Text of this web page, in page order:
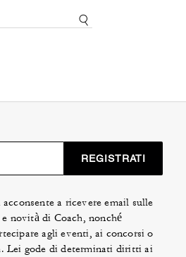
REGISTRATI
a ricevere email sulle
novità di Coach, nonché
agli eventi, ai concorsi o
Lei gode di determinati diritti ai